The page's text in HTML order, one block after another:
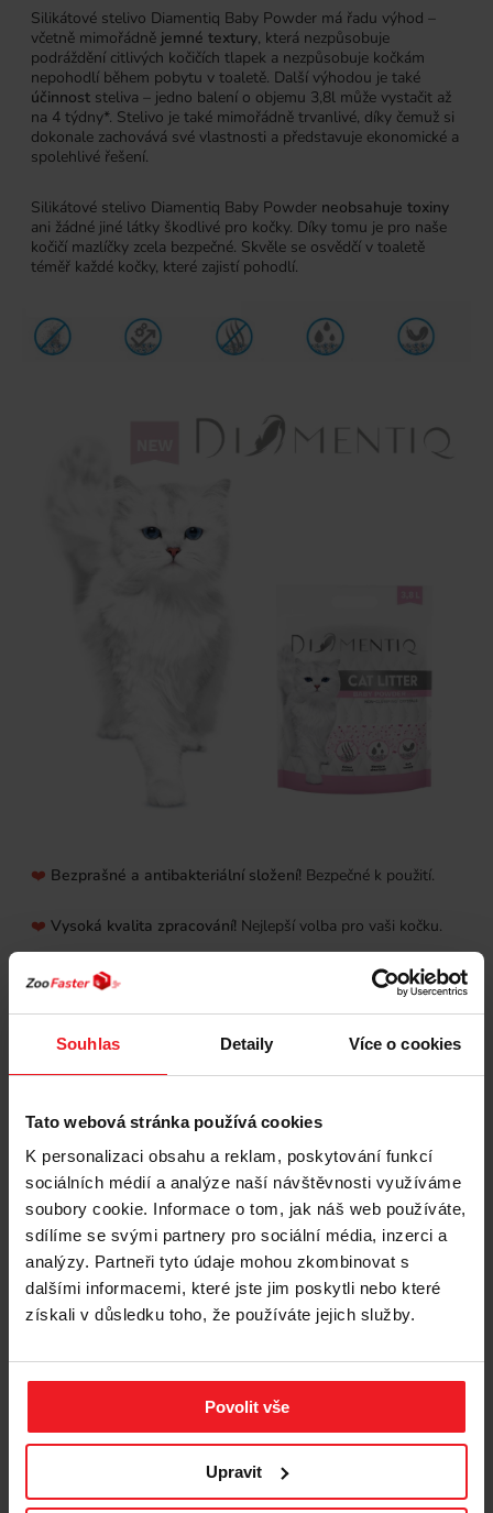
Souhlas Detaily Více o cookies
Tato webová stránka používá cookies
K personalizaci obsahu a reklam, poskytování funkcí
sociálních médií a analýze naší návštěvnosti využíváme
soubory cookie. Informace o tom, jak náš web používáte,
sdílíme se svými partnery pro sociální média, inzerci a
analýzy. Partneři tyto údaje mohou zkombinovat s
dalšími informacemi, které jste jim poskytli nebo které
získali v důsledku toho, že používáte jejich služby.
Povolit vše
Upravit
Silikátové stelivo Diamentiq Baby Powder má řadu výhod –
včetně mimořádně jemné textury, která nezpůsobuje
podráždění citlivých kočičích tlapek a nezpůsobuje kočkám
nepohodlí během pobytu v toaletě. Další výhodou je také
účinnost steliva – jedno balení o objemu 3,8l může vystačit až
na 4 týdny*. Stelivo je také mimořádně trvanlivé, díky čemuž si
dokonale zachovává své vlastnosti a představuje ekonomické a
spolehlivé řešení.
Silikátové stelivo Diamentiq Baby Powder neobsahuje toxiny
ani žádné jiné látky škodlivé pro kočky. Díky tomu je pro naše
kočičí mazlíčky zcela bezpečné. Skvěle se osvědčí v toaletě
téměř každé kočky, které zajistí pohodlí.
❤️ Bezprašné a antibakteriální složení! Bezpečné k použití.
❤️ Vysoká kvalita zpracování! Nejlepší volba pro vaši kočku.
❤️ Mimořádně savé a jemnozrnné!
Dokonale absorbuje
Vysoká účinnost!
Nevyžaduje odstranění celého obsahu
❤️ Hygiena a svěžest!Neutralizuje nepříjemné pachy z toalety.
❤️ Pudrová vůně!Příjemná a jemná.
Silikonové stelivo Diamentiq Baby Powder –
proč se vyplatí?
Diamentiq Baby Powderje nehrudkující stelivo, které je
vyrobeno z vysoce kvalitního silikonu. Vyniká nad ostatními
kterým záleží na udržování hygieny nejen v toaletě, ale i v
celém domě.
Diamentiq Baby Powder
žádné toxické ani pro kočky škodlivé látky – je bezpečným a